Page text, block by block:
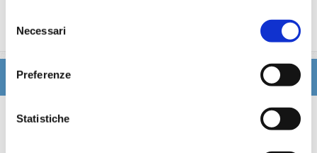
delNecessari
Preferenze
Statistiche
lavanderia).
Itinerario
Scheda tecnica